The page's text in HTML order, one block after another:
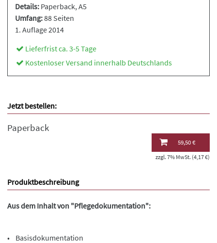
Details: Paperback, A5
Umfang:88 Seiten
1. Auflage 2014
Lieferfrist ca. 3-5 Tage
Kostenloser Versand innerhalb Deutschlands
Jetzt bestellen:
Paperback
59,50 €
zzgl. 7% MwSt. (4,17 €)
Produktbeschreibung
Aus dem Inhalt von "Pflegedokumentation":
• Basisdokumentation